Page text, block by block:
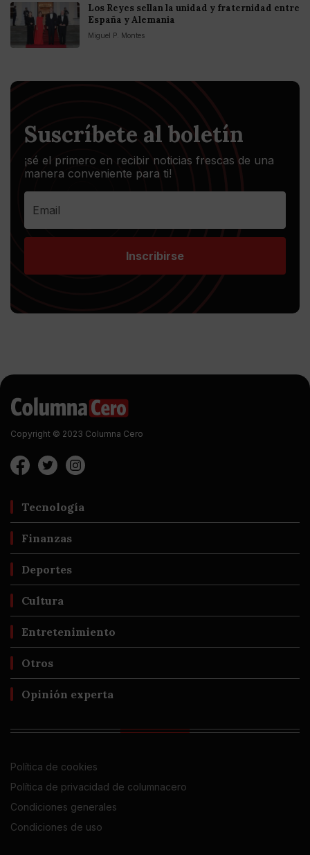
Los Reyes sellan la unidad y fraternidad entre
España y Alemania
Miguel P. Montes
Suscríbete al boletín
¡sé el primero en recibir noticias frescas de una
manera conveniente para ti!
Inscribirse
Copyright © 2023 Columna Cero
Tecnología
Finanzas
Deportes
Cultura
Entretenimiento
Otros
Opinión experta
Política de cookies
Política de privacidad de columnacero
Condiciones generales
Condiciones de uso